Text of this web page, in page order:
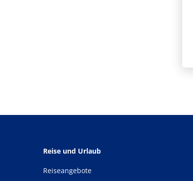
Reise und Urlaub
Reiseangebote